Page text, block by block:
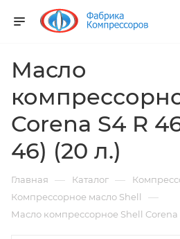
Масло
Corena S4 R
46) (20 л.)
Главная — Каталог —
Компрессорное масло Shell —
Масло компрессорное Shell Corena